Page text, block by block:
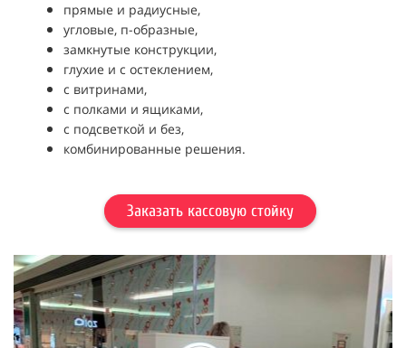
прямые и радиусные,
угловые, п-образные,
замкнутые конструкции,
глухие и с остеклением,
с витринами,
с полками и ящиками,
с подсветкой и без,
комбинированные решения.
Заказать кассовую стойку